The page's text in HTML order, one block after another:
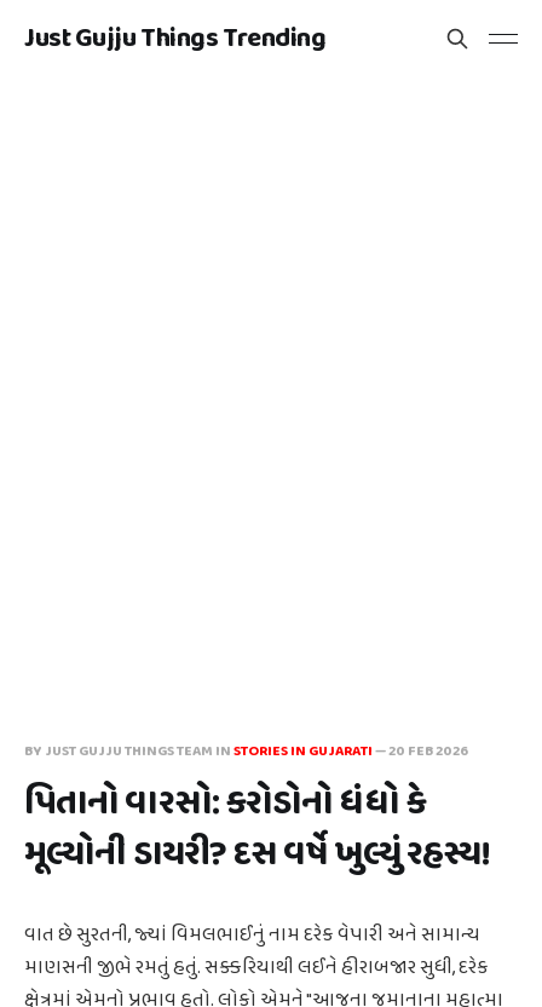
Just Gujju Things Trending
BY JUST GUJJU THINGS TEAM INSTORIES IN GUJARATI—20 FEB 2026
પિતાનો વારસો: કરોડોનો ધંધો કે
મૂલ્યોની ડાયરી? દસ વર્ષે ખુલ્યું રહસ્ય!
વાત છે સુરતની, જ્યાં વિમલભાઈનું નામ દરેક વેપારી અને સામાન્ય
માણસની જીભે રમતું હતું. સક્કરિયાથી લઈને હીરાબજાર સુધી, દરેક
ક્ષેત્રમાં એમનો પ્રભાવ હતો. લોકો એમને "આજના જમાનાના મહાત્મા